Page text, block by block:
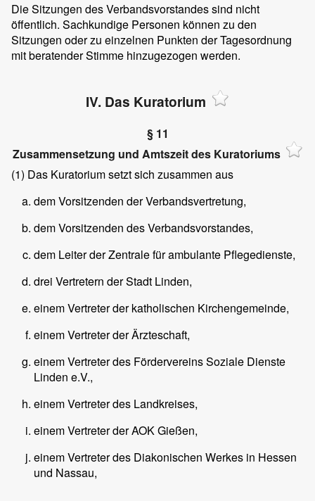
Die Sitzungen des Verbandsvorstandes sind nicht
öffentlich. Sachkundige Personen können zu den
Sitzungen oder zu einzelnen Punkten der Tagesordnung
mit beratender Stimme hinzugezogen werden.
IV. Das Kuratorium
§ 11
Zusammensetzung und Amtszeit des Kuratoriums
(1) Das Kuratorium setzt sich zusammen aus
dem Vorsitzenden der Verbandsvertretung,
dem Vorsitzenden des Verbandsvorstandes,
dem Leiter der Zentrale für ambulante Pflegedienste,
drei Vertretern der Stadt Linden,
einem Vertreter der katholischen Kirchengemeinde,
einem Vertreter der Ärzteschaft,
einem Vertreter des Fördervereins Soziale Dienste
Linden e.V.,
einem Vertreter des Landkreises,
einem Vertreter der AOK Gießen,
einem Vertreter des Diakonischen Werkes in Hessen
und Nassau,